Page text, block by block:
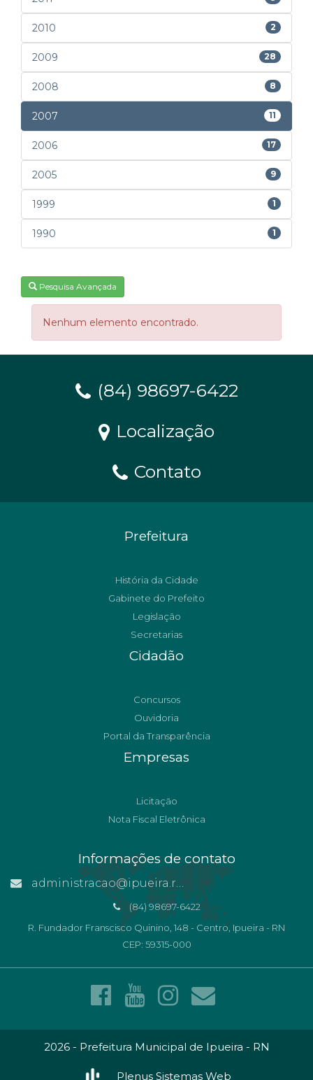
2010 2
2009 28
2008 8
2007 11
2006 17
2005 9
1999 1
1990 1
Pesquisa Avançada
Nenhum elemento encontrado.
(84) 98697-6422
Localização
Contato
Prefeitura
História da Cidade
Gabinete do Prefeito
Legislação
Secretarias
Cidadão
Concursos
Ouvidoria
Portal da Transparência
Empresas
Licitação
Nota Fiscal Eletrônica
Informações de contato
administracao@ipueira.rn.gov.br
(84) 98697-6422
R. Fundador Franscisco Quinino, 148 - Centro, Ipueira - RN
CEP: 59315-000
2026 - Prefeitura Municipal de Ipueira - RN
Plenus Sistemas Web